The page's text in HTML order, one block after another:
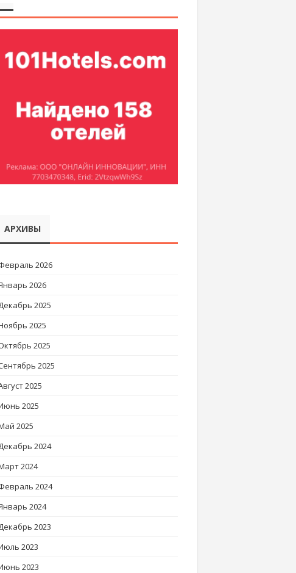
АРХИВЫ
2026
2026
2025
2025
2025
2025
2025
2025
2025
2024
2024
2024
2024
2023
2023
2023